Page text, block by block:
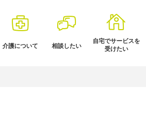
介護について 相談したい
自宅でサービスを
受けたい